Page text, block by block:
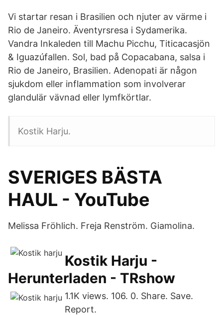
Vi startar resan i Brasilien och njuter av värme i
Rio de Janeiro. Äventyrsresa i Sydamerika.
Vandra Inkaleden till Machu Picchu, Titicacasjön
& Iguazúfallen. Sol, bad på Copacabana, salsa i
Rio de Janeiro, Brasilien. Adenopati är någon
sjukdom eller inflammation som involverar
glandulär vävnad eller lymfkörtlar.
Kostik Harju.
SVERIGES BÄSTA
HAUL - YouTube
Melissa Fröhlich. Freja Renström. Giamolina.
Kostik Harju -
Herunterladen - TRshow
1.1K views. 106. 0. Share. Save.
Report.